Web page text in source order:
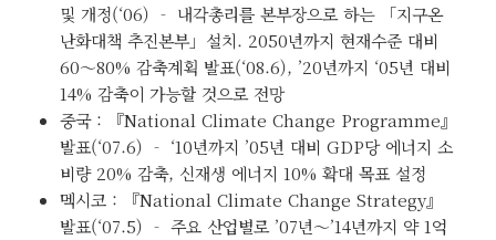
및 개정(‘06) ‐ 내각총리를 본부장으로 하는 「지구온
난화대책 추진본부」설치. 2050년까지 현재수준 대비
60～80% 감축계획 발표(‘08.6), ’20년까지 ‘05년 대비
14% 감축이 가능할 것으로 전망
중국 : 『National Climate Change Programme』
발표(‘07.6) ‐ ‘10년까지 ’05년 대비 GDP당 에너지 소
비량 20% 감축, 신재생 에너지 10% 확대 목표 설정
멕시코 : 『National Climate Change Strategy』
발표(‘07.5) ‐ 주요 산업별로 ’07년～’14년까지 약 1억